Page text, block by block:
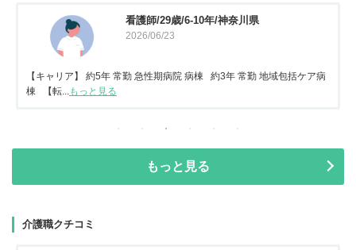
看護師/29歳/6-10年/神奈川県
2026/06/23
【キャリア】 約5年 常勤 急性期病院 病棟 約3年 常勤 地域包括ケア病
棟 【転...もっと見る
もっと見る
介護職クチコミ